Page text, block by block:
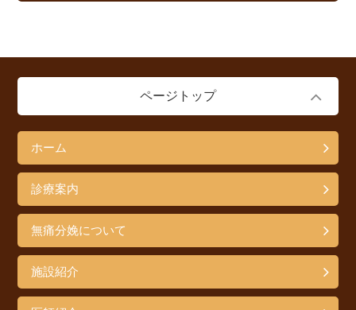
ページトップ
ホーム
診療案内
無痛分娩について
施設紹介